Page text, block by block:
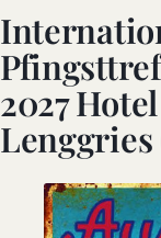
2027
Lenggries